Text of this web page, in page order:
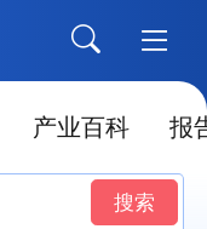
产业百科 报
搜索